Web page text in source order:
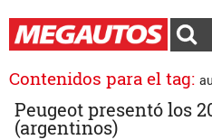
Contenidos para el tag:
Peugeot presentó los
(argentinos)